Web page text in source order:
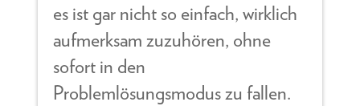
es ist gar nicht so einfach, wirklich
aufmerksam zuzuhören, ohne
sofort in den
Problemlösungsmodus zu fallen.